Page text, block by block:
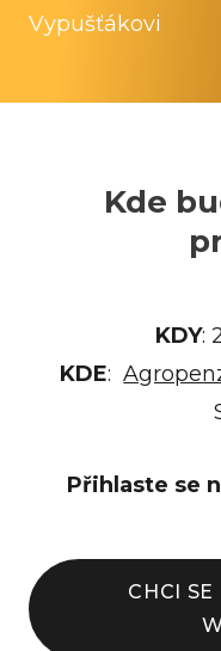
Vypušťákovi
Kde
KDY:
KDE:
Přihlaste se
CHCI SE